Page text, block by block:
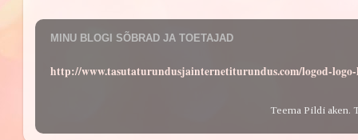
MINU BLOGI SÕBRAD JA TOETAJAD
http://www.tasutaturundusjainternetiturundus.com/logod-
Teema Pildi aken.